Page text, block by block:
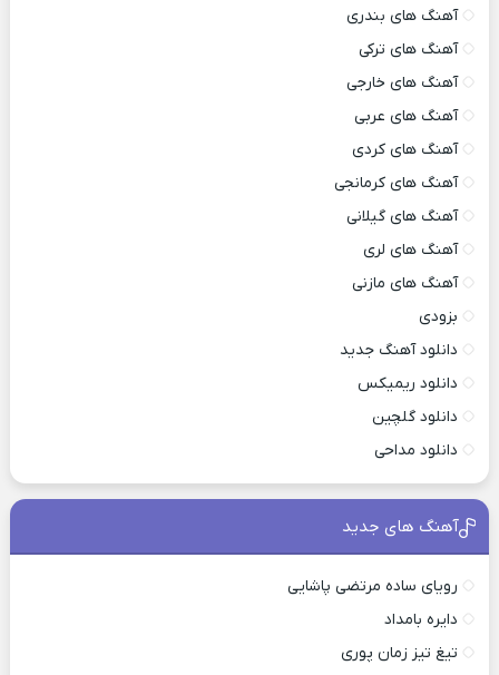
آهنگ های بندری
آهنگ های ترکی
آهنگ های خارجی
آهنگ های عربی
آهنگ های کردی
آهنگ های کرمانجی
آهنگ های گیلانی
آهنگ های لری
آهنگ های مازنی
بزودی
دانلود آهنگ جدید
دانلود ریمیکس
دانلود گلچین
دانلود مداحی
آهنگ های جدید
رویای ساده مرتضی پاشایی
دایره بامداد
تیغ تیز زمان پوری